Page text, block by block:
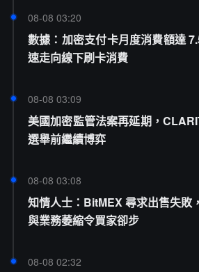
08-08 03:20
數據：加密支付卡月度消費額達
速走向線下刷卡消費
08-08 03:09
美國加密監管法案再延期，
選舉前繼續博弈
08-08 03:08
知情人士：BitMEX 尋求出售失敗
與業務萎縮令買家卻步
08-08 02:32